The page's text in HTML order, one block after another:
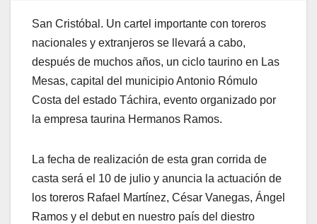
San Cristóbal. Un cartel importante con toreros
nacionales y extranjeros se llevará a cabo,
después de muchos años, un ciclo taurino en Las
Mesas, capital del municipio Antonio Rómulo
Costa del estado Táchira, evento organizado por
la empresa taurina Hermanos Ramos.
La fecha de realización de esta gran corrida de
casta será el 10 de julio y anuncia la actuación de
los toreros Rafael Martínez, César Vanegas, Ángel
Ramos y el debut en nuestro país del diestro